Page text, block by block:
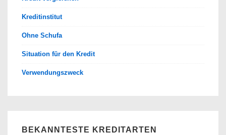
Kreditinstitut
Ohne Schufa
Situation für den Kredit
Verwendungszweck
BEKANNTESTE KREDITARTEN